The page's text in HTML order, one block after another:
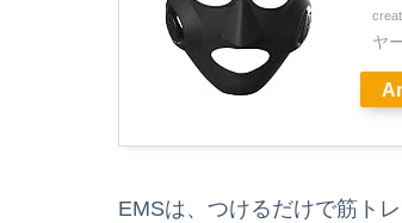
ヤ
EMSは、つけるだけで筋ト